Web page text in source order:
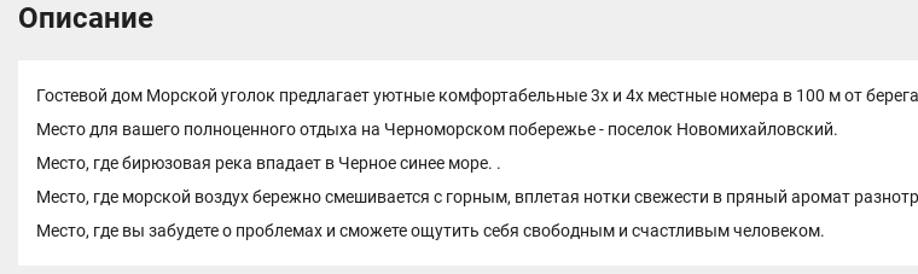
Описание
Гостевой дом Морской уголок предлагает уютные комфортабельные 3х и 4х местные номера в 100 м от
Место для вашего полноценного отдыха на Черноморском побережье - поселок Новомихайловский.
Место, где бирюзовая река впадает в Черное синее море. .
Место, где морской воздух бережно смешивается с горным, вплетая нотки свежести в пряный аромат
Место, где вы забудете о проблемах и сможете ощутить себя свободным и счастливым человеком.